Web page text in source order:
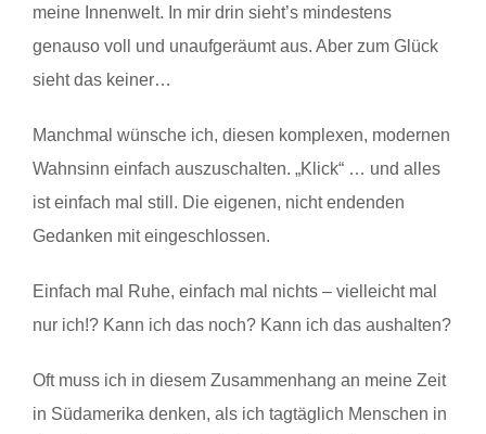
meine Innenwelt. In mir drin sieht’s mindestens
genauso voll und unaufgeräumt aus. Aber zum Glück
sieht das keiner…
Manchmal wünsche ich, diesen komplexen, modernen
Wahnsinn einfach auszuschalten. „Klick“ … und alles
ist einfach mal still. Die eigenen, nicht endenden
Gedanken mit eingeschlossen.
Einfach mal Ruhe, einfach mal nichts – vielleicht mal
nur ich!? Kann ich das noch? Kann ich das aushalten?
Oft muss ich in diesem Zusammenhang an meine Zeit
in Südamerika denken, als ich tagtäglich Menschen in